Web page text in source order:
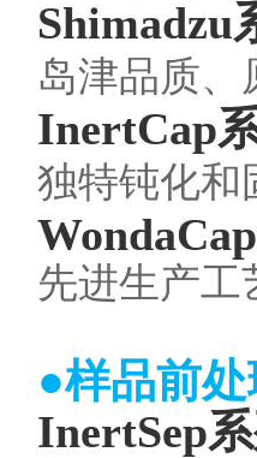
Shimadzu
岛津品质、
InertCap
独特钝化和
先进生产工
●样品前
InertSep